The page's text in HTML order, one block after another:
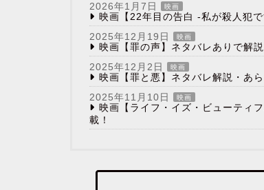
2026年1月7日 映画
映画【22年目の告白 -私が殺人犯
2025年12月19日
映画
映画【罪の声】ネタバレありで解
2025年12月2日
映画
映画【罪と悪】ネタバレ解説・あ
2025年11月10日
映画
映画【ライフ・イズ・ビューティ
載！